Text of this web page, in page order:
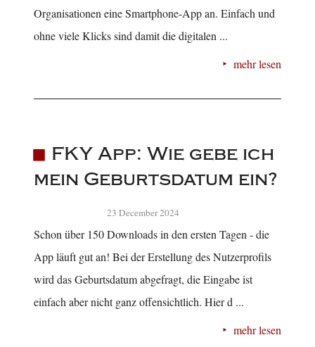
Organisationen eine Smartphone-App an. Einfach und
ohne viele Klicks sind damit die digitalen ...
mehr lesen
FKY App: Wie gebe ich
mein Geburtsdatum ein?
23 December 2024
Schon über 150 Downloads in den ersten Tagen - die
App läuft gut an! Bei der Erstellung des Nutzerprofils
wird das Geburtsdatum abgefragt, die Eingabe ist
einfach aber nicht ganz offensichtlich. Hier d ...
mehr lesen